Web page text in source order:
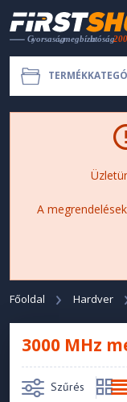
A
Főoldal Hardver
3000 MHz
Szűrés